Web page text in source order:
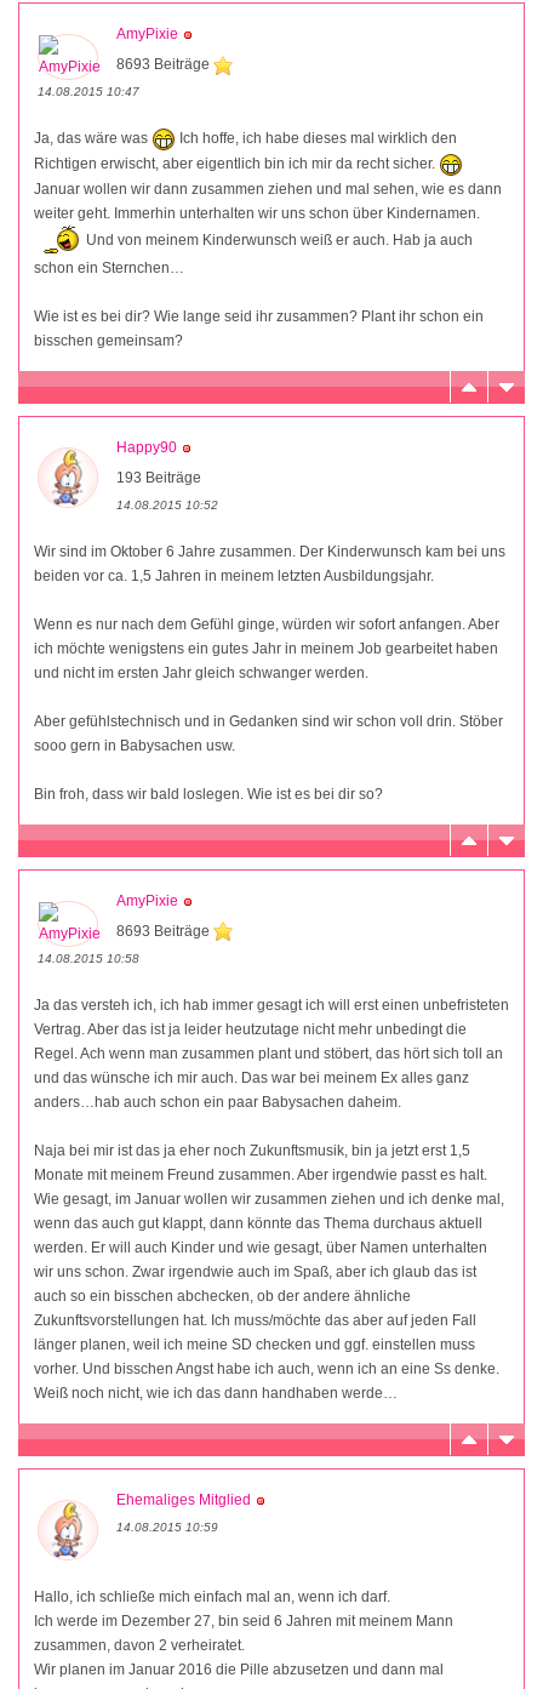
AmyPixie
8693 Beiträge
14.08.2015 10:47
Ja, das wäre was
Ich hoffe, ich habe dieses mal wirklich den
Richtigen erwischt, aber eigentlich bin ich mir da recht sicher.
Januar wollen wir dann zusammen ziehen und mal sehen, wie es dann
weiter geht. Immerhin unterhalten wir uns schon über Kindernamen.
Und von meinem Kinderwunsch weiß er auch. Hab ja auch
schon ein Sternchen…
Wie ist es bei dir? Wie lange seid ihr zusammen? Plant ihr schon ein
bisschen gemeinsam?
Happy90
193 Beiträge
14.08.2015 10:52
Wir sind im Oktober 6 Jahre zusammen. Der Kinderwunsch kam bei uns
beiden vor ca. 1,5 Jahren in meinem letzten Ausbildungsjahr.
Wenn es nur nach dem Gefühl ginge, würden wir sofort anfangen. Aber
ich möchte wenigstens ein gutes Jahr in meinem Job gearbeitet haben
und nicht im ersten Jahr gleich schwanger werden.
Aber gefühlstechnisch und in Gedanken sind wir schon voll drin. Stöber
sooo gern in Babysachen usw.
Bin froh, dass wir bald loslegen. Wie ist es bei dir so?
AmyPixie
8693 Beiträge
14.08.2015 10:58
Ja das versteh ich, ich hab immer gesagt ich will erst einen unbefristeten
Vertrag. Aber das ist ja leider heutzutage nicht mehr unbedingt die
Regel. Ach wenn man zusammen plant und stöbert, das hört sich toll an
und das wünsche ich mir auch. Das war bei meinem Ex alles ganz
anders…hab auch schon ein paar Babysachen daheim.
Naja bei mir ist das ja eher noch Zukunftsmusik, bin ja jetzt erst 1,5
Monate mit meinem Freund zusammen. Aber irgendwie passt es halt.
Wie gesagt, im Januar wollen wir zusammen ziehen und ich denke mal,
wenn das auch gut klappt, dann könnte das Thema durchaus aktuell
werden. Er will auch Kinder und wie gesagt, über Namen unterhalten
wir uns schon. Zwar irgendwie auch im Spaß, aber ich glaub das ist
auch so ein bisschen abchecken, ob der andere ähnliche
Zukunftsvorstellungen hat. Ich muss/möchte das aber auf jeden Fall
länger planen, weil ich meine SD checken und ggf. einstellen muss
vorher. Und bisschen Angst habe ich auch, wenn ich an eine Ss denke.
Weiß noch nicht, wie ich das dann handhaben werde…
Ehemaliges Mitglied
14.08.2015 10:59
Hallo, ich schließe mich einfach mal an, wenn ich darf.
Ich werde im Dezember 27, bin seid 6 Jahren mit meinem Mann
zusammen, davon 2 verheiratet.
Wir planen im Januar 2016 die Pille abzusetzen und dann mal